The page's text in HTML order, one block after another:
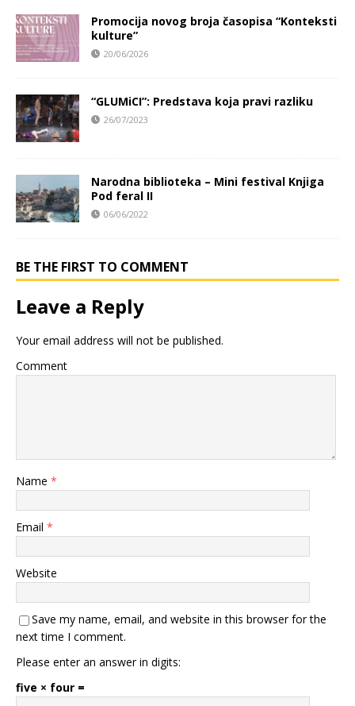
Promocija novog broja časopisa “Konteksti
kulture”
20/06/2026
“GLUMiCI”: Predstava koja pravi razliku
26/07/2023
Narodna biblioteka – Mini festival Knjiga
Pod feral II
06/06/2022
BE THE FIRST TO COMMENT
Leave a Reply
Your email address will not be published.
Comment
Name *
Email *
Website
Save my name, email, and website in this browser for the
next time I comment.
Please enter an answer in digits:
five × four =